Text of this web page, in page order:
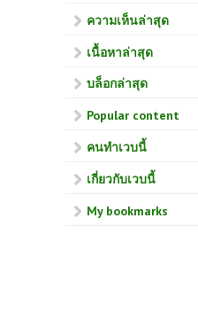
ความเห็นล่าสุด
เนื้อหาล่าสุด
บล็อกล่าสุด
Popular content
คนทำเวบนี้
เกี่ยวกับเวบนี้
My bookmarks